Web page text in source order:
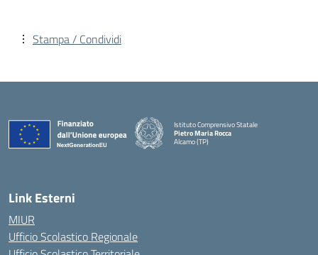
Stampa / Condividi
Istituto Comprensivo Statale
Pietro Maria Rocca
Alcamo (TP)
Link Esterni
MIUR
Ufficio Scolastico Regionale